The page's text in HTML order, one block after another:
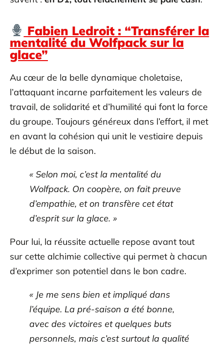
Fabien Ledroit : “Transférer la
mentalité du Wolfpack sur la
glace”
Au cœur de la belle dynamique choletaise,
l’attaquant incarne parfaitement les valeurs de
travail, de solidarité et d’humilité qui font la force
du groupe. Toujours généreux dans l’effort, il met
en avant la cohésion qui unit le vestiaire depuis
le début de la saison.
« Selon moi, c’est la mentalité du
Wolfpack. On coopère, on fait preuve
d’empathie, et on transfère cet état
d’esprit sur la glace. »
Pour lui, la réussite actuelle repose avant tout
sur cette alchimie collective qui permet à chacun
d’exprimer son potentiel dans le bon cadre.
« Je me sens bien et impliqué dans
l’équipe. La pré-saison a été bonne,
avec des victoires et quelques buts
personnels, mais c’est surtout la qualité